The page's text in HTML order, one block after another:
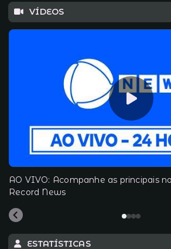
VÍDEOS
AO VIVO: Acompanhe as principais
Record News
ESTATÍSTICAS